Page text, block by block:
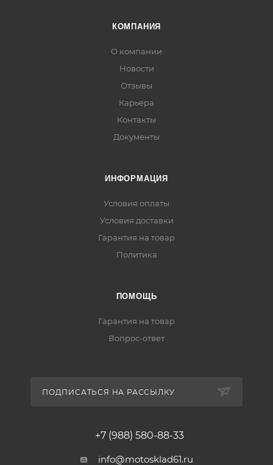
КОМПАНИЯ
О компании
Новости
Отзывы
Карьера
Контакты
Документы
ИНФОРМАЦИЯ
Условия оплаты
Условия доставки
Гарантия на товар
Политика
ПОМОЩЬ
Гарантия на товар
Вопрос-ответ
ПОДПИСАТЬСЯ НА РАССЫЛКУ
+7 (988) 580-88-33
info@motosklad61.ru